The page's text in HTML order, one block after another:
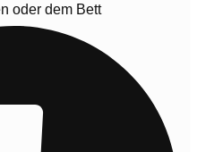
oder dem Bett